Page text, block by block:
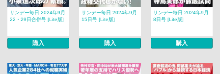
サンデー毎日 2024年9月
22・29日合併号 [Lite版]
購入
サンデー毎日 2024年9月
15日号 [Lite版]
購入
サンデー毎日 2024年9月
8日号 [Lite版]
購入